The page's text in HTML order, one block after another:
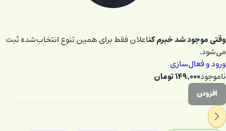
وقتی موجود شد خبرم کناعلان فقط برای همین تنوع انتخاب‌شده ثبت
می‌شود.
ورود و فعال‌سازی
ناموجود۱۴۹٬۰۰۰تومان
افزودن